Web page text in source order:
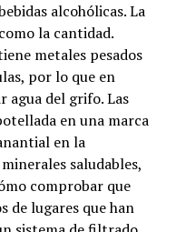
alcohólicas. La
la cantidad.
metales pesados
por lo que en
agua del grifo. Las
en una marca
en la
saludables,
comprobar que
de lugares que han